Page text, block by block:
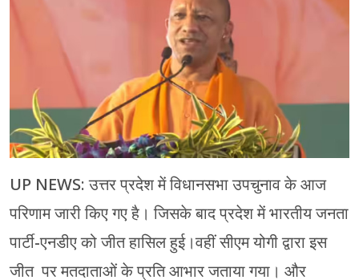
UP NEWS: उत्तर प्रदेश में विधानसभा उपचुनाव के आज
परिणाम जारी किए गए है। जिसके बाद प्रदेश में भारतीय जनता
पार्टी-एनडीए को जीत हासिल हुई।वहीं सीएम योगी द्वारा इस
जीत पर मतदाताओं के प्रति आभार जताया गया। और
प्रयागराज
रामपुर